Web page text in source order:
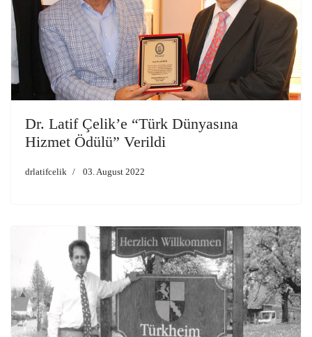
Dr. Latif Çelik’e “Türk Dünyasına
Hizmet Ödülü” Verildi
drlatifcelik 03. August 2022